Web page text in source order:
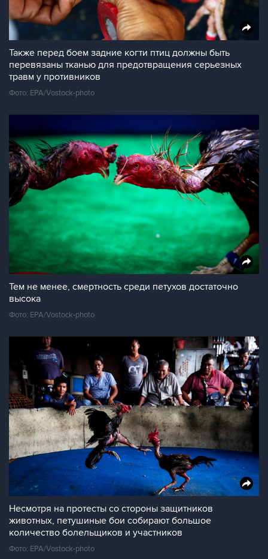
Также перед боем задние когти птиц должны быть
перевязаны тканью для предотвращения серьезных
травм у противников
Фото: EPA/Vostock-photo
Тем не менее, смертность среди петухов достаточно
высока
Фото: EPA/Vostock-photo
Несмотря на протесты со стороны защитников
животных, петушиные бои собирают большое
количество болельщиков и участников
Фото: EPA/Vostock-photo